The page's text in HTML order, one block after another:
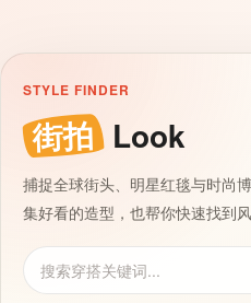
STYLE FINDER
街拍 Look
捕捉全球街头、明星红毯与时尚
集好看的造型，也帮你快速找到风